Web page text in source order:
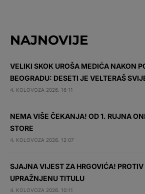
NAJNOVIJE
VELIKI SKOK UROŠA MEDIĆA NAKON
BEOGRADU: DESETI JE VELTERAŠ
4. KOLOVOZA 2026. 16:11
NEMA VIŠE ČEKANJA! OD 1. RUJNA
STORE
4. KOLOVOZA 2026. 12:07
SJAJNA VIJEST ZA HRGOVIĆA! PROTIV
UPRAŽNJENU TITULU
4. KOLOVOZA 2026. 10:11